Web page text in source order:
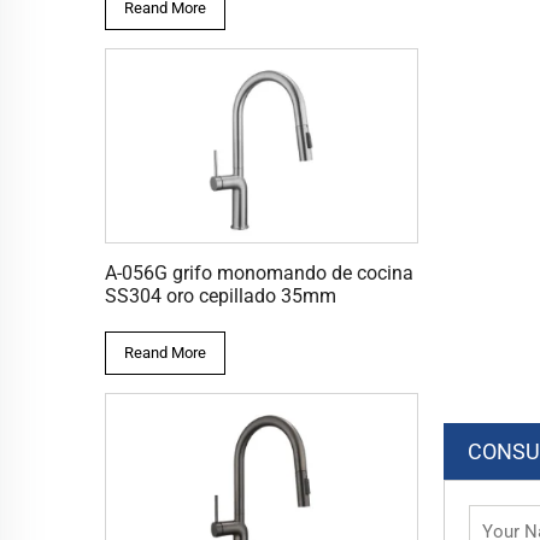
Reand More
A-056G grifo monomando de cocina
SS304 oro cepillado 35mm
Reand More